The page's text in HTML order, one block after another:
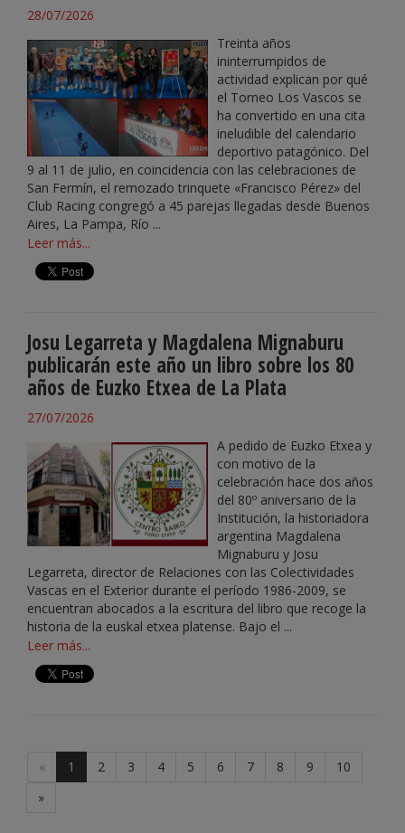
28/07/2026
Treinta años
ininterrumpidos de
actividad explican por qué
el Torneo Los Vascos se
ha convertido en una cita
ineludible del calendario
deportivo patagónico. Del
9 al 11 de julio, en coincidencia con las celebraciones de
San Fermín, el remozado trinquete «Francisco Pérez» del
Club Racing congregó a 45 parejas llegadas desde Buenos
Aires, La Pampa, Río ...
Leer más...
Josu Legarreta y Magdalena Mignaburu
publicarán este año un libro sobre los 80
años de Euzko Etxea de La Plata
27/07/2026
A pedido de Euzko Etxea y
con motivo de la
celebración hace dos años
del 80º aniversario de la
Institución, la historiadora
argentina Magdalena
Mignaburu y Josu
Legarreta, director de Relaciones con las Colectividades
Vascas en el Exterior durante el período 1986-2009, se
encuentran abocados a la escritura del libro que recoge la
historia de la euskal etxea platense. Bajo el ...
Leer más...
« 1 2 3 4 5 6 7 8 9
10
»